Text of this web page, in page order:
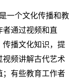
一个文化传播和教
者通过视频和直
播文化知识，提
视频讲解古代艺术
；有些教育工作者